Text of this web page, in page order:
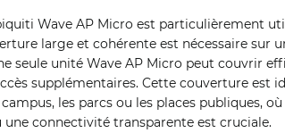
Wave AP Micro est particulièrement
large et cohérente est nécessaire sur
seule unité Wave AP Micro peut couvrir
supplémentaires. Cette couverture est
les parcs ou les places publiques,
connectivité transparente est cruciale.